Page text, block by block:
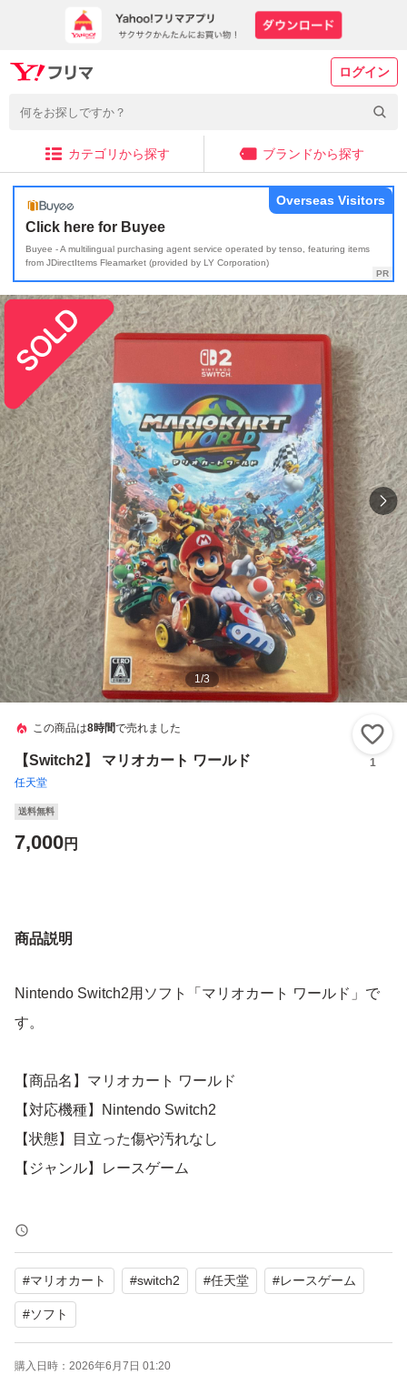
ログイン
カテゴリから探す ブランドから探す
Click here for Buyee
Buyee - A multilingual purchasing agent service operated by tenso, featuring items
from JDirectItems Fleamarket (provided by LY Corporation)
Overseas Visitors
1/3
この商品は8時間で売れました
【Switch2】 マリオカート ワールド
任天堂
1
送料無料
7,000円
商品説明
Nintendo Switch2用ソフト「マリオカート ワールド」で
す。
【商品名】マリオカート ワールド
【対応機種】Nintendo Switch2
【状態】目立った傷や汚れなし
【ジャンル】レースゲーム
よろしくお願いいたします。
#マリオカート #switch2 #任天堂 #レースゲーム
#ソフト
購入日時： 2026年6月7日 01:20